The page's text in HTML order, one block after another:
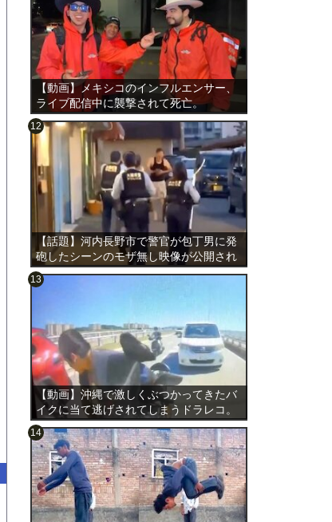
【動画】メキシコのインフルエンサー、
ライブ配信中に襲撃されて死亡。
【話題】河内長野市で警官が包丁男に発
砲したシーンのモザ無し映像が公開され
る。
【動画】沖縄で激しくぶつかってきたバ
イクに当て逃げされてしまうドラレコ。